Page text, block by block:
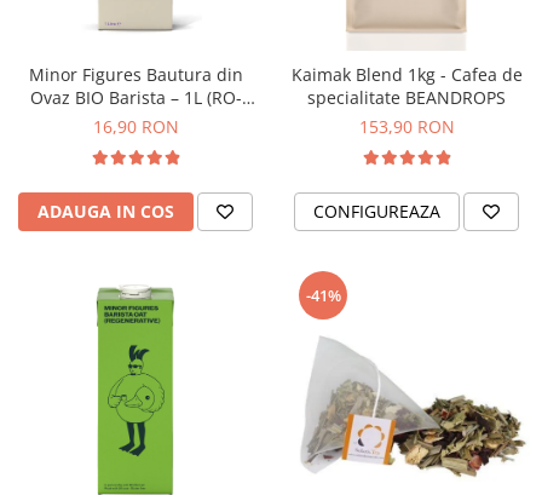
Espressoare Automate Home
Cafetiere
Aparate brewing
Cold Brew
Filtrare apa
Rasnite Cafea
Rasnite Electrice
Minor Figures Bautura din
Ovaz BIO Barista – 1L (RO-
ECO-007)
16,90 RON
ADAUGA IN COS
Kaimak Blend 1kg - Cafea de
specialitate BEANDROPS
153,90 RON
CONFIGUREAZA
-41%